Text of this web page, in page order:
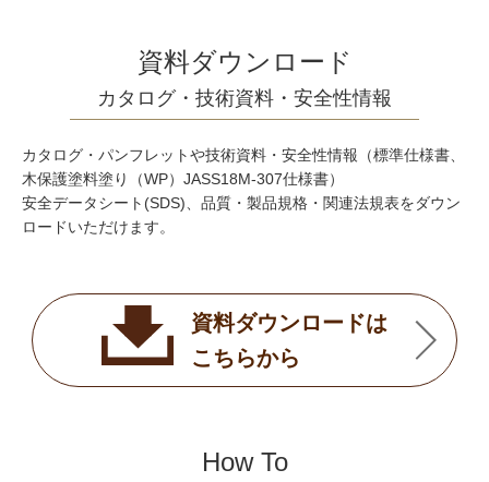
資料ダウンロード
カタログ・技術資料・安全性情報
カタログ・パンフレットや技術資料・安全性情報（標準仕様書、
木保護塗料塗り（WP）JASS18M-307仕様書）
安全データシート(SDS)、品質・製品規格・関連法規表をダウン
ロードいただけます。
資料ダウンロードは
こちらから
How To